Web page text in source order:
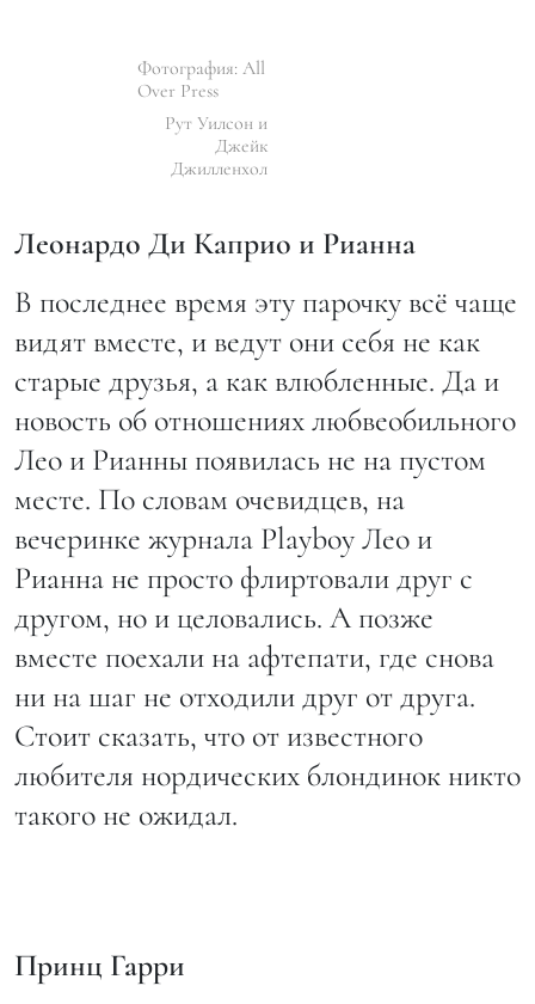
Фотография: All
Over Press
Рут Уилсон и
Джейк
Джилленхол
Леонардо Ди Каприо и Рианна
В последнее время эту парочку всё чаще
видят вместе, и ведут они себя не как
старые друзья, а как влюбленные. Да и
новость об отношениях любвеобильного
Лео и Рианны появилась не на пустом
месте. По словам очевидцев, на
вечеринке журнала Playboy Лео и
Рианна не просто флиртовали друг с
другом, но и целовались. А позже
вместе поехали на афтепати, где снова
ни на шаг не отходили друг от друга.
Стоит сказать, что от известного
любителя нордических блондинок никто
такого не ожидал.
Принц Гарри